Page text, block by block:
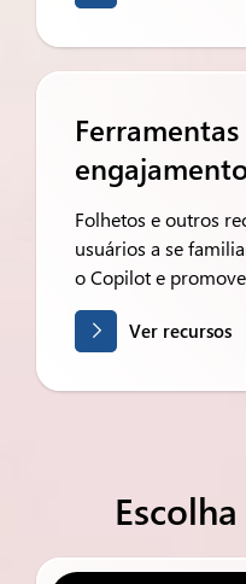
Folhetos e outros
usuários a se
o Copilot e
Ver recursos